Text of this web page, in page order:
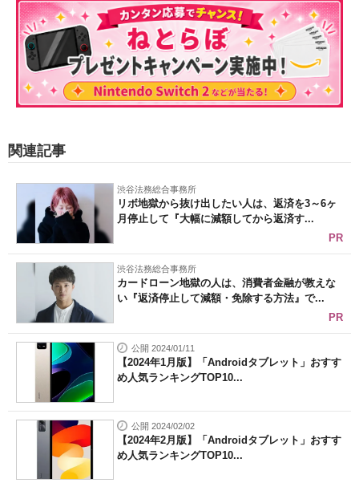
関連記事
渋谷法務総合事務所
リボ地獄から抜け出したい人は、返済を3～6ヶ
月停止して『大幅に減額してから返済す...
PR
渋谷法務総合事務所
カードローン地獄の人は、消費者金融が教えな
い『返済停止して減額・免除する方法』で...
PR
公開 2024/01/11
【2024年1月版】「Androidタブレット」おすす
め人気ランキングTOP10...
公開 2024/02/02
【2024年2月版】「Androidタブレット」おすす
め人気ランキングTOP10...